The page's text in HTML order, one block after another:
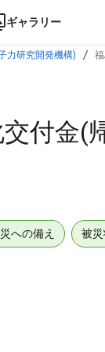
ギャラリー
力研究開発機構)
付金(
への備え 被災